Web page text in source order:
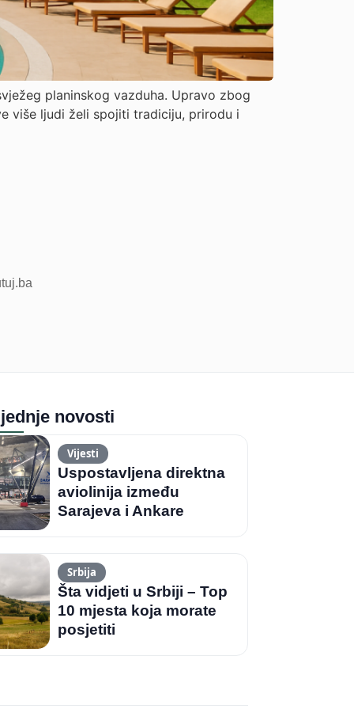
planinskog vazduha. Upravo zbog
više ljudi želi spojiti tradiciju, prirodu i
novosti
Vijesti
Uspostavljena direktna
aviolinija između
Sarajeva i Ankare
Srbija
Šta vidjeti u Srbiji – Top
10 mjesta koja morate
posjetiti